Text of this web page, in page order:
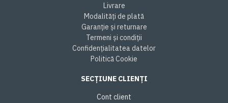
Livrare
Modalități de plată
Garanție și returnare
Termeni și condiții
Confidențialitatea datelor
Politică Cookie
SECȚIUNE CLIENȚI
Cont client